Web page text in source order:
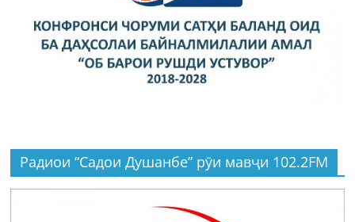
Радиои “Садои Душанбе” рӯи мавҷи 102.2FM